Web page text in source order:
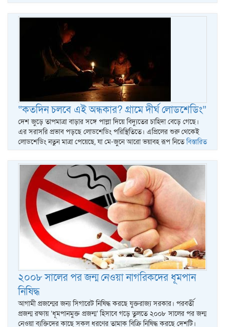
“কতদিন চলবে এই অন্ধকার? গ্রামে দীর্ঘ লোডশেডিং”
দেশ জুড়ে তাপমাত্রা বাড়ার সঙ্গে পাল্লা দিয়ে বিদ্যুতের চাহিদা বেড়ে গেছে।
এর সরাসরি প্রভাব পড়ছে লোডশেডিং পরিস্থিতিতে। এপ্রিলের শুরু থেকেই
লোডশেডিং নতুন মাত্রা পেয়েছে, যা মে-জুনে আরো ভয়াবহ রূপ নিতেবিস্তারিত
২০০৮ সালের পর জন্ম নেওয়া নাগরিকদের ধূমপান
নিষিদ্ধ
আগামী প্রজন্মের জন্য সিগারেট নিষিদ্ধ করছে যুক্তরাজ্য সরকার। পরবর্তী
প্রজন্ম রক্ষায় ‘ধূমপানমুক্ত প্রজন্ম’ হিসাবে গড়ে তুলতে ২০০৮ সালের পর জন্ম
নেওয়া ব্যক্তিদের কাছে সকল ধরণের তামাক বিক্রি নিষিদ্ধ করছে দেশটি।